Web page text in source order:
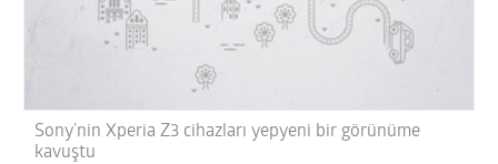
Sony’nin Xperia Z3 cihazları yepyeni bir görünüme
kavuştu